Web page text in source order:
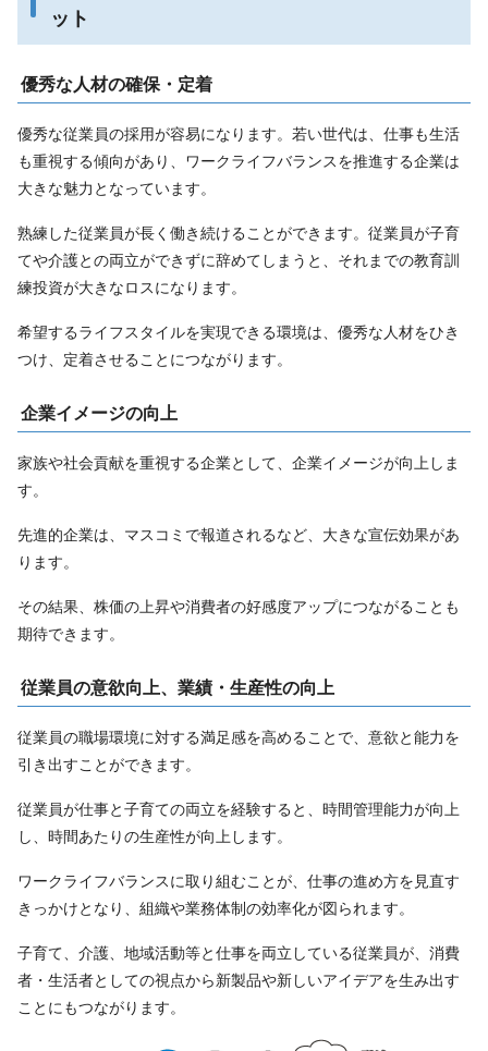
ット
優秀な人材の確保・定着
優秀な従業員の採用が容易になります。若い世代は、仕事も生活
も重視する傾向があり、ワークライフバランスを推進する企業は
大きな魅力となっています。
熟練した従業員が長く働き続けることができます。従業員が子育
てや介護との両立ができずに辞めてしまうと、それまでの教育訓
練投資が大きなロスになります。
希望するライフスタイルを実現できる環境は、優秀な人材をひき
つけ、定着させることにつながります。
企業イメージの向上
家族や社会貢献を重視する企業として、企業イメージが向上しま
す。
先進的企業は、マスコミで報道されるなど、大きな宣伝効果があ
ります。
その結果、株価の上昇や消費者の好感度アップにつながることも
期待できます。
従業員の意欲向上、業績・生産性の向上
従業員の職場環境に対する満足感を高めることで、意欲と能力を
引き出すことができます。
従業員が仕事と子育ての両立を経験すると、時間管理能力が向上
し、時間あたりの生産性が向上します。
ワークライフバランスに取り組むことが、仕事の進め方を見直す
きっかけとなり、組織や業務体制の効率化が図られます。
子育て、介護、地域活動等と仕事を両立している従業員が、消費
者・生活者としての視点から新製品や新しいアイデアを生み出す
ことにもつながります。